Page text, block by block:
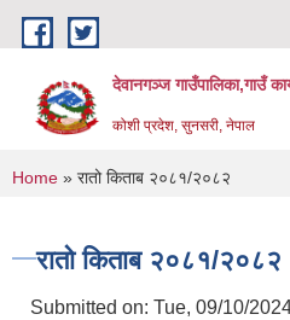
Skip to main content
देवानगञ्ज गाउँपालिका,गाउँ
कोशी प्रदेश, सुनसरी, नेपाल
You are here
Home » रातो किताब २०८१/२०८२
रातो किताब २०८१/२०८२
Submitted on: Tue, 09/10/